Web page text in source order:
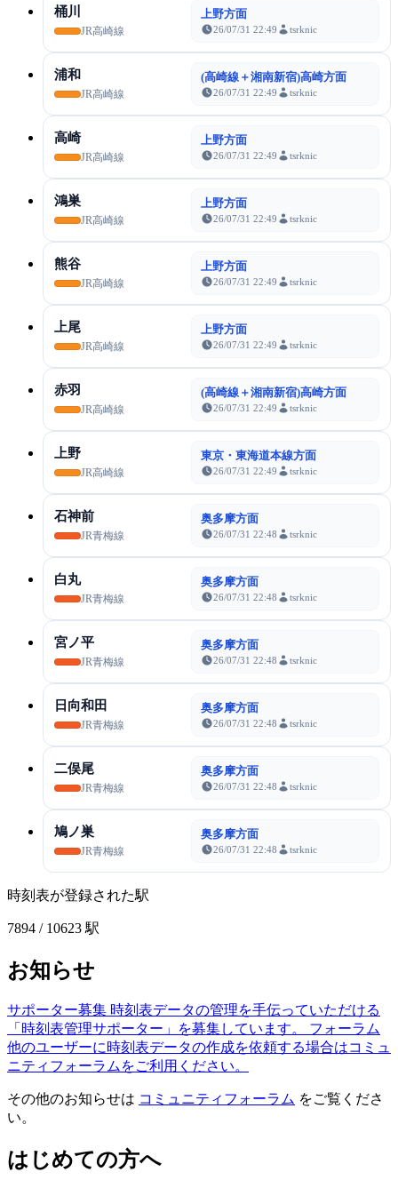
桶川
JR高崎線
上野方面
26/07/31 22:49 tsrknic
浦和
JR高崎線
(高崎線＋湘南新宿)高崎方面
26/07/31 22:49 tsrknic
高崎
JR高崎線
上野方面
26/07/31 22:49 tsrknic
鴻巣
JR高崎線
上野方面
26/07/31 22:49 tsrknic
熊谷
JR高崎線
上野方面
26/07/31 22:49 tsrknic
上尾
JR高崎線
上野方面
26/07/31 22:49 tsrknic
赤羽
JR高崎線
(高崎線＋湘南新宿)高崎方面
26/07/31 22:49 tsrknic
上野
JR高崎線
東京・東海道本線方面
26/07/31 22:49 tsrknic
石神前
JR青梅線
奥多摩方面
26/07/31 22:48 tsrknic
白丸
JR青梅線
奥多摩方面
26/07/31 22:48 tsrknic
宮ノ平
JR青梅線
奥多摩方面
26/07/31 22:48 tsrknic
日向和田
JR青梅線
奥多摩方面
26/07/31 22:48 tsrknic
二俣尾
JR青梅線
奥多摩方面
26/07/31 22:48 tsrknic
鳩ノ巣
JR青梅線
奥多摩方面
26/07/31 22:48 tsrknic
時刻表が登録された駅
7894 / 10623 駅
お知らせ
サポーター募集 時刻表データの管理を手伝っていただける
「時刻表管理サポーター」を募集しています。
フォーラム
他のユーザーに時刻表データの作成を依頼する場合はコミュ
ニティフォーラムをご利用ください。
その他のお知らせは コミュニティフォーラム をご覧くださ
い。
はじめての方へ